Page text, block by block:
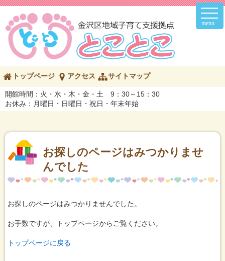
メ
メ
の
ペ
ー
ジ
容
トップページ アクセス サイトマップ
開館時間：火・水・木・金・土 9：30～15：30
お休み：月曜日・日曜日・祝日・年末年始
お探しのページはみつかりませ
んでした
お探しのページはみつかりませんでした。
お手数ですが、トップページからご覧ください。
トップページに戻る